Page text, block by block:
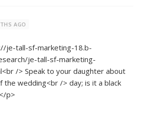
AGO
je-tall-sf-marketing-18.b-
je-tall-sf-marketing-
/> Speak to your daughter about
the wedding<br /> day; is it a black
p>